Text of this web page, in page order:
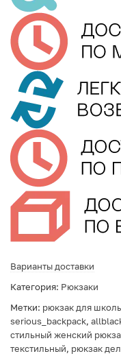
Варианты доставки
Категория: Рюкзаки
Метки: рюкзак для
serious_backpack,
стильный женский
текстильный, рюкзак